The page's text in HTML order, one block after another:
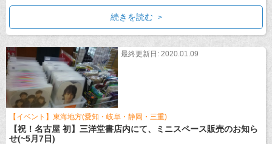
続きを読む
最終更新日: 2020.01.09
【イベント】東海地方(愛知・岐阜・静岡・三重)
【祝！名古屋 初】三洋堂書店内にて、ミニスペース販売のお知ら
せ(~5月7日)